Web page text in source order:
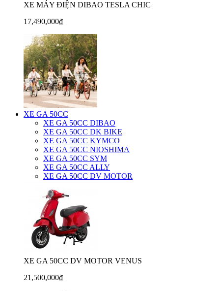
XE MÁY ĐIỆN DIBAO TESLA CHIC
17,490,000₫
XE GA 50CC
XE GA 50CC DIBAO
XE GA 50CC DK BIKE
XE GA 50CC KYMCO
XE GA 50CC NIOSHIMA
XE GA 50CC SYM
XE GA 50CC ALLY
XE GA 50CC DV MOTOR
XE GA 50CC DV MOTOR VENUS
21,500,000₫